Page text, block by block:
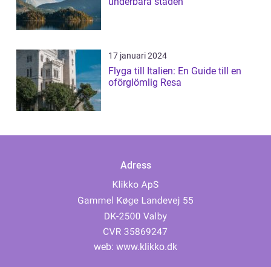
17 januari 2024
Flyga till Italien: En Guide till en
oförglömlig Resa
Adress
web: www.klikko.dk